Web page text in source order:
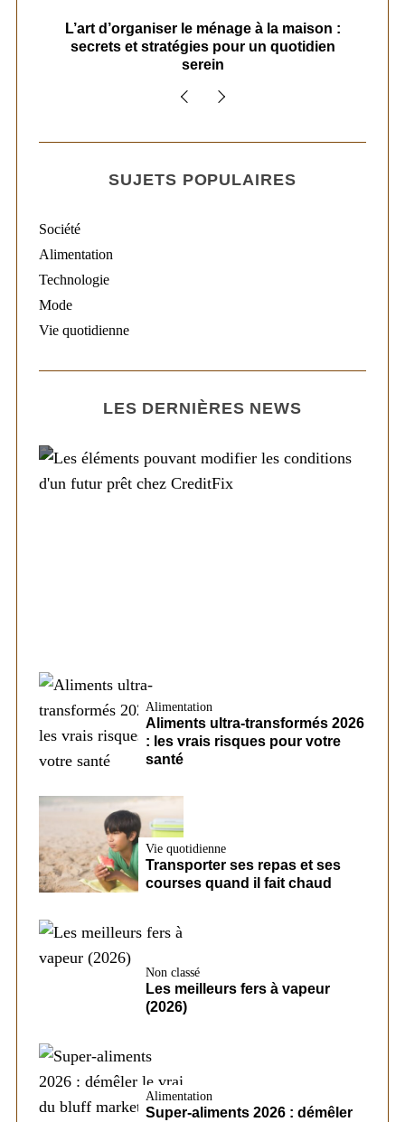
L’art d’organiser le ménage à la maison :
secrets et stratégies pour un quotidien
serein
SUJETS POPULAIRES
Société
Alimentation
Technologie
Mode
Vie quotidienne
LES DERNIÈRES NEWS
Alimentation
Aliments ultra-transformés 2026
: les vrais risques pour votre
santé
Vie quotidienne
Transporter ses repas et ses
courses quand il fait chaud
Non classé
Les meilleurs fers à vapeur
(2026)
Alimentation
Super-aliments 2026 : démêler